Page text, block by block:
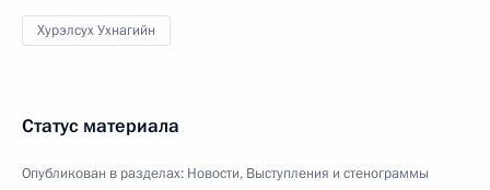
Хурэлсух Ухнагийн
Статус материала
Опубликован в разделах: Новости, Выступления и стенограммы